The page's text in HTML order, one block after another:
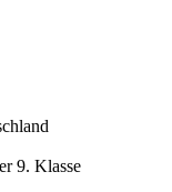
9. Klasse